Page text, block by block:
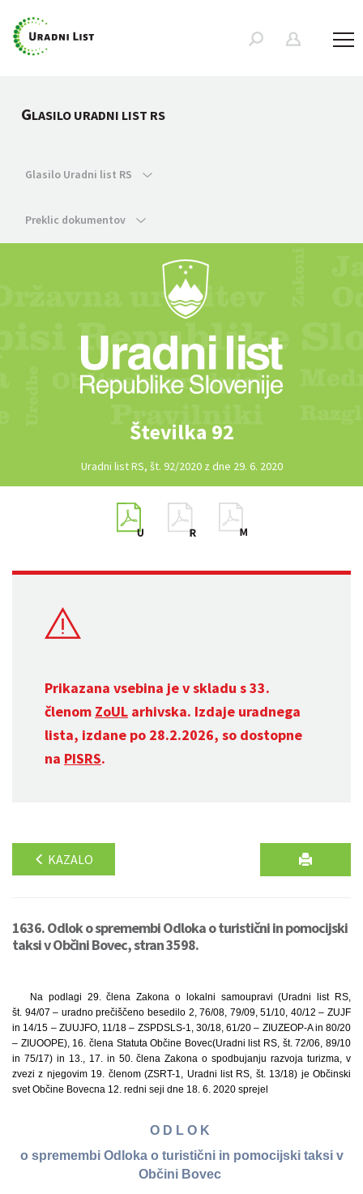
GLASILO URADNI LIST RS
Glasilo Uradni list RS
Preklic dokumentov
Številka 92
Uradni list RS, št. 92/2020 z dne 29. 6. 2020
Prikazana vsebina je v skladu s 33.
členom ZoUL arhivska. Izdaje uradnega
lista, izdane po 28.2.2026, so dostopne
na PISRS.
KAZALO
1636. Odlok o spremembi Odloka o turistični in pomocijski
taksi v Občini Bovec, stran 3598.
Na podlagi 29. člena Zakona o lokalni samoupravi (Uradni list RS,
št. 94/07 – uradno prečiščeno besedilo 2, 76/08, 79/09, 51/10, 40/12 – ZUJF
in 14/15 – ZUUJFO, 11/18 – ZSPDSLS-1, 30/18, 61/20 – ZIUZEOP-A in 80/20
– ZIUOOPE), 16. člena Statuta Občine Bovec(Uradni list RS, št. 72/06, 89/10
in 75/17) in 13., 17. in 50. člena Zakona o spodbujanju razvoja turizma, v
zvezi z njegovim 19. členom (ZSRT-1, Uradni list RS, št. 13/18) je Občinski
svet Občine Bovecna 12. redni seji dne 18. 6. 2020 sprejel
O D L O K
o spremembi Odloka o turistični in pomocijski taksi v
Občini Bovec